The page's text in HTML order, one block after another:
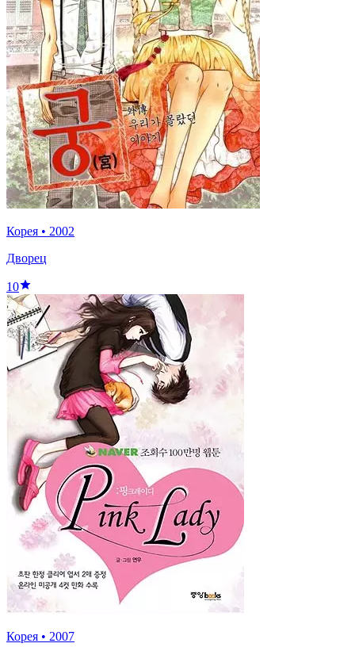
Корея • 2002
Дворец
10
Корея • 2007